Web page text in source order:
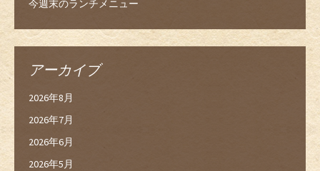
今週末のランチメニュー
アーカイブ
2026年8月
2026年7月
2026年6月
2026年5月